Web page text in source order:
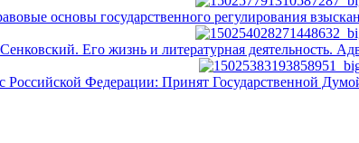
основы государственного регулирования
Его жизнь и литературная деятельность.
Российской Федерации: Принят Государственной